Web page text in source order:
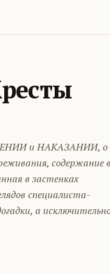
и НАКАЗАНИИ, о
содержание
в застенках
специалиста-
а